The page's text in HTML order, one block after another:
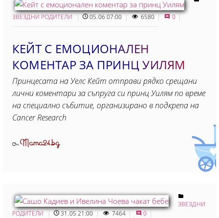
ЗВЕЗДНИ РОДИТЕЛИ 05.06 07:00 6580 0
КЕЙТ С ЕМОЦИОНАЛЕН
КОМЕНТАР ЗА ПРИНЦ УИЛЯМ
Принцесата на Уелс Кейт отправи рядко срещани
лични коментари за съпруга си принц Уилям по време
на специално събитие, организирано в подкрепа на
Cancer Research
ОтMama24.bg
ЗВЕЗДНИ
РОДИТЕЛИ
31.05 21:00 7464 0